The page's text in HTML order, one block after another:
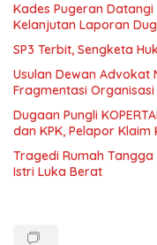
Kades Pugeran
Kelanjutan Laporan
SP3 Terbit, Sengketa
Usulan Dewan Advokat
Fragmentasi
Dugaan Pungli
dan KPK, Pelapor
Tragedi Rumah
Istri Luka Berat